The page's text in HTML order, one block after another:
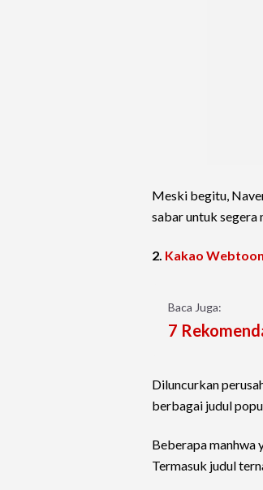
Meski begitu,
sabar untuk segera
2. Kakao Webtoon
Baca Juga:
7
Diluncurkan
berbagai judul
Beberapa manhwa
Termasuk judul